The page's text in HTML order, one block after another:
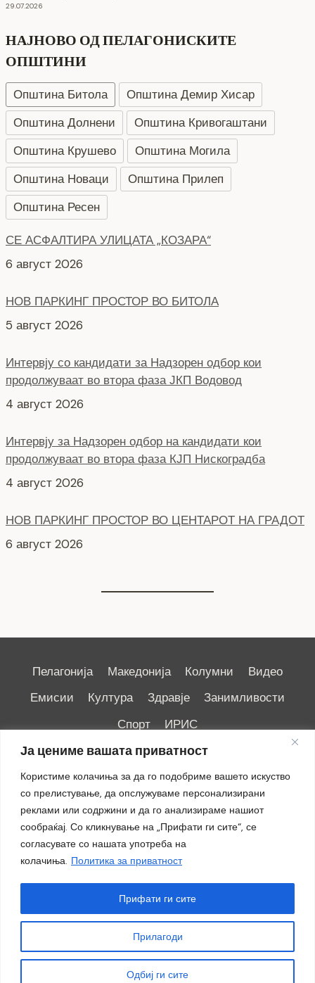
Ја цениме вашата приватност
Користиме колачиња за да го подобриме вашето искуство
со прелистување, да опслужуваме персонализирани
реклами или содржини и да го анализираме нашиот
сообраќај. Со кликнување на „Прифати ги сите“, се
согласувате со нашата употреба на
колачиња. Политика за приватност
Прилагоди
Одбиј ги сите
Прифати ги сите
29.07.2026
НАЈНОВО ОД ПЕЛАГОНИСКИТЕ
ОПШТИНИ
Општина Битола
Општина Демир Хисар
Општина Долнени
Општина Кривогаштани
Општина Крушево
Општина Могила
Општина Новаци
Општина Прилеп
Општина Ресен
СЕ АСФАЛТИРА УЛИЦАТА „КОЗАРА“
6 август 2026
НОВ ПАРКИНГ ПРОСТОР ВО БИТОЛА
5 август 2026
Интервју со кандидати за Надзорен одбор кои
продолжуваат во втора фаза ЈКП Водовод
Интервју за Надзорен одбор на кандидати кои
продолжуваат во втора фаза КЈП Нискоградба
НОВ ПАРКИНГ ПРОСТОР ВО ЦЕНТАРОТ НА ГРАДОТ
6 август 2026
Пелагонија Македонија Колумни
Видео
Емисии
Култура Здравје
Занимливости
Спорт
ИРИС
Импресум|Маркетинг
© 2018 - 2026 ОТВ